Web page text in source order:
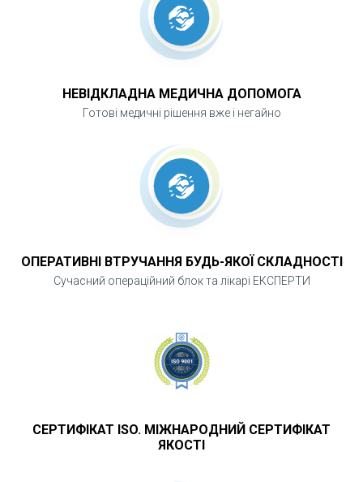
гістероскопія показана у
разі:
- підозри на безпліддя
- наявності виділень
крові у разі настання
менопаузи
- необхідності підтвердити низку
гінекологічних хвороб і патологій (поліпи,
новоутворення, онко тощо)
гормонального лікування
НЕВІДКЛАДНА МЕДИЧНА ДОПОМОГА
Готові медичні рішення вже і негайно
ОПЕРАТИВНІ ВТРУЧАННЯ БУДЬ-ЯКОЇ СКЛАДНОСТІ
Сучасний операційний блок та лікарі ЕКСПЕРТИ
СЕРТИФІКАТ ISO. МІЖНАРОДНИЙ СЕРТИФІКАТ
ЯКОСТІ